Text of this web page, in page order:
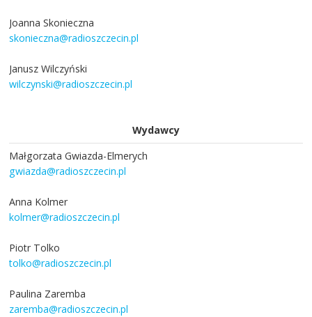
Joanna Skonieczna
skonieczna@radioszczecin.pl
Janusz Wilczyński
wilczynski@radioszczecin.pl
Wydawcy
Małgorzata Gwiazda-Elmerych
gwiazda@radioszczecin.pl
Anna Kolmer
kolmer@radioszczecin.pl
Piotr Tolko
tolko@radioszczecin.pl
Paulina Zaremba
zaremba@radioszczecin.pl